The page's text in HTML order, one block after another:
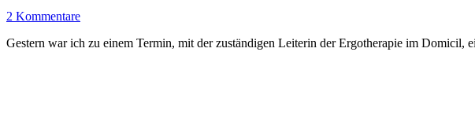
2 Kommentare
Gestern war ich zu einem Termin, mit der zuständigen Leiterin der Ergotherapie im